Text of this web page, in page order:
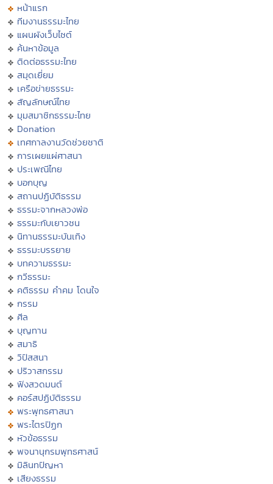
หน้าแรก
ทีมงานธรรมะไทย
แผนผังเว็บไซต์
ค้นหาข้อมูล
ติดต่อธรรมะไทย
สมุดเยี่ยม
เครือข่ายธรรมะ
สัญลักษณ์ไทย
มุมสมาชิกธรรมะไทย
Donation
เทศกาลงานวัดช่วยชาติ
การเผยแผ่ศาสนา
ประเพณีไทย
บอกบุญ
สถานปฏิบัติธรรม
ธรรมะจากหลวงพ่อ
ธรรมะกับเยาวชน
นิทานธรรมะบันเทิง
ธรรมะบรรยาย
บทความธรรมะ
กวีธรรมะ
คติธรรม คำคม โดนใจ
กรรม
ศีล
บุญทาน
สมาธิ
วิปัสสนา
ปริวาสกรรม
ฟังสวดมนต์
คอร์สปฏิบัติธรรม
พระพุทธศาสนา
พระไตรปิฏก
หัวข้อธรรม
พจนานุกรมพุทธศาสน์
มิลินทปัญหา
เสียงธรรม